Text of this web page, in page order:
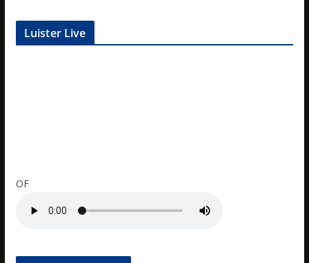
Luister Live
OF